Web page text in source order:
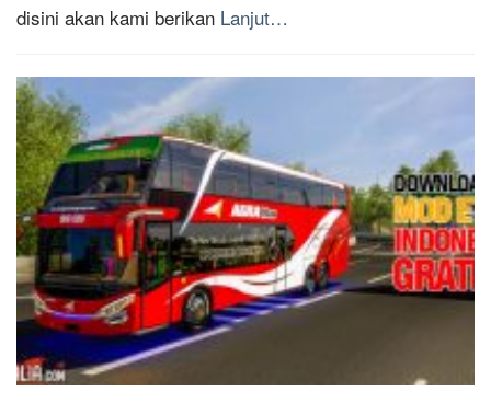
disini akan kami berikan Lanjut…